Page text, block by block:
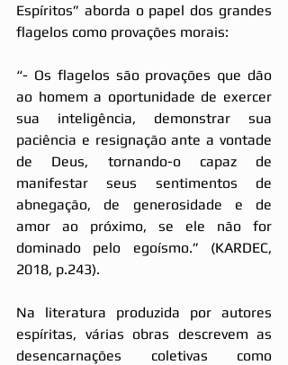
Espíritos” aborda o papel dos grandes
flagelos como provações morais:
“- Os flagelos são provações que dão
ao homem a oportunidade de exercer
sua inteligência, demonstrar sua
paciência e resignação ante a vontade
de Deus, tornando-o capaz de
manifestar seus sentimentos de
abnegação, de generosidade e de
amor ao próximo, se ele não for
dominado pelo egoísmo.” (KARDEC,
2018, p.243).
Na literatura produzida por autores
espíritas, várias obras descrevem as
desencarnações coletivas como